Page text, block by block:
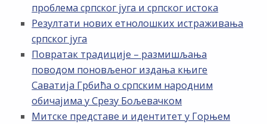
проблема српског југа и српског истока
Резултати нових етнолошких истраживања
српског југа
Повратак традиције – размишљања
поводом поновљеног издања књиге
Саватија Грбића о српским народним
обичајима у Срезу Бољевачком
Митске представе и идентитет у Горњем